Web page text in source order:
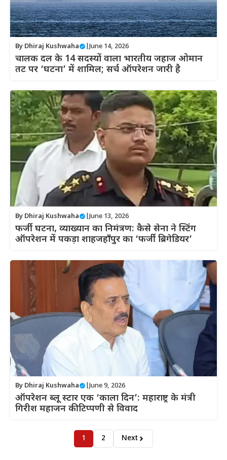
By Dhiraj Kushwaha June 14, 2026
चालक दल के 14 सदस्यों वाला भारतीय जहाज ओमान
तट पर ‘घटना’ में शामिल; सर्च ऑपरेशन जारी है
By Dhiraj Kushwaha June 13, 2026
फर्जी घटना, व्याख्यान का निमंत्रण: कैसे सेना ने स्टिंग
ऑपरेशन में पकड़ा शाहजहाँपुर का ‘फर्जी ब्रिगेडियर’
By Dhiraj Kushwaha June 9, 2026
ऑपरेशन ब्लू स्टार एक ‘काला दिन’: महाराष्ट्र के मंत्री
गिरीश महाजन की टिप्पणी से विवाद
1 2 Next